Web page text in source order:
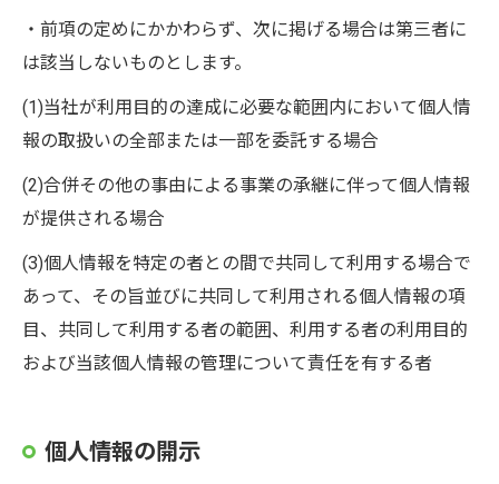
・前項の定めにかかわらず、次に掲げる場合は第三者に
は該当しないものとします。
(1)当社が利用目的の達成に必要な範囲内において個人情
報の取扱いの全部または一部を委託する場合
(2)合併その他の事由による事業の承継に伴って個人情報
が提供される場合
(3)個人情報を特定の者との間で共同して利用する場合で
あって、その旨並びに共同して利用される個人情報の項
目、共同して利用する者の範囲、利用する者の利用目的
および当該個人情報の管理について責任を有する者
個人情報の開示